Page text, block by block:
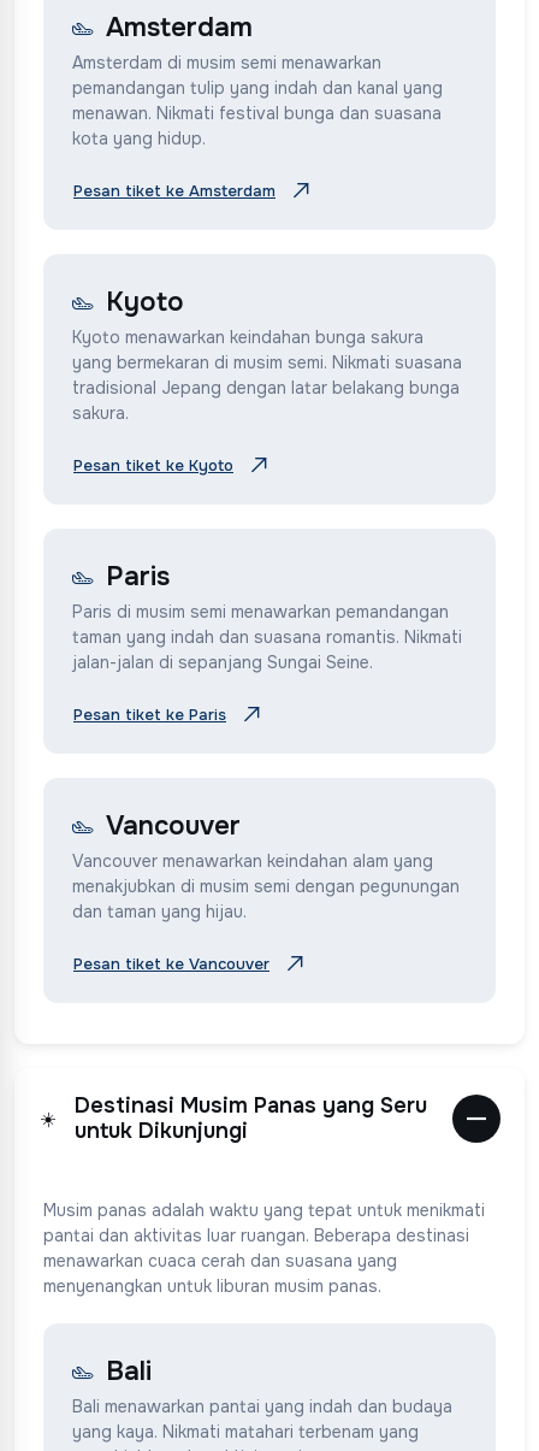
Amsterdam
Amsterdam di musim semi menawarkan
pemandangan tulip yang indah dan kanal yang
menawan. Nikmati festival bunga dan suasana
kota yang hidup.
Pesan tiket ke Amsterdam
Kyoto
Kyoto menawarkan keindahan bunga sakura
yang bermekaran di musim semi. Nikmati suasana
tradisional Jepang dengan latar belakang bunga
sakura.
Pesan tiket ke Kyoto
Paris
Paris di musim semi menawarkan pemandangan
taman yang indah dan suasana romantis. Nikmati
jalan-jalan di sepanjang Sungai Seine.
Pesan tiket ke Paris
Vancouver
Vancouver menawarkan keindahan alam yang
menakjubkan di musim semi dengan pegunungan
dan taman yang hijau.
Pesan tiket ke Vancouver
☀️
Destinasi Musim Panas yang Seru
untuk Dikunjungi
Musim panas adalah waktu yang tepat untuk menikmati
pantai dan aktivitas luar ruangan. Beberapa destinasi
menawarkan cuaca cerah dan suasana yang
menyenangkan untuk liburan musim panas.
Bali
Bali menawarkan pantai yang indah dan budaya
yang kaya. Nikmati matahari terbenam yang